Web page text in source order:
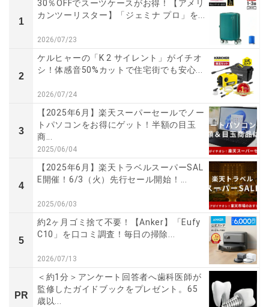
1
30％OFFでスーツケースがお得！【アメリ
カンツーリスター】「ジェミナ プロ」を...
2026/07/23
2
ケルヒャーの「K 2 サイレント」がイチオ
シ！体感音50%カットで住宅街でも安心...
2026/07/24
3
【2025年6月】楽天スーパーセールでノー
トパソコンをお得にゲット！半額の目玉
商...
2025/06/04
4
【2025年6月】楽天トラベルスーパーSAL
E開催！6/3（火）先行セール開始！...
2025/06/03
5
約2ヶ月ゴミ捨て不要！【Anker】「Eufy
C10」を口コミ調査！毎日の掃除...
2026/07/13
PR
＜約1分＞アンケート回答者へ歯科医師が
監修したガイドブックをプレゼント。65
歳以...